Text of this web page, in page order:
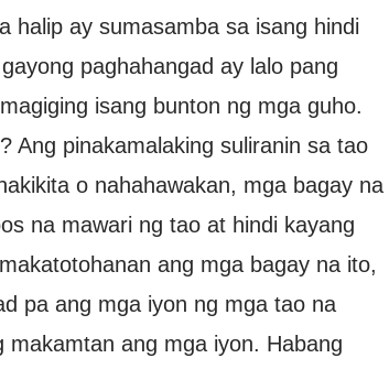
halip ay sumasamba sa isang hindi
paghahangad ay lalo pang
isang bunton ng mga guho.
Ang pinakamalaking suliranin sa tao
o nahahawakan, mga bagay na
na mawari ng tao at hindi kayang
ang mga bagay na ito,
pa ang mga iyon ng mga tao na
ang mga iyon. Habang